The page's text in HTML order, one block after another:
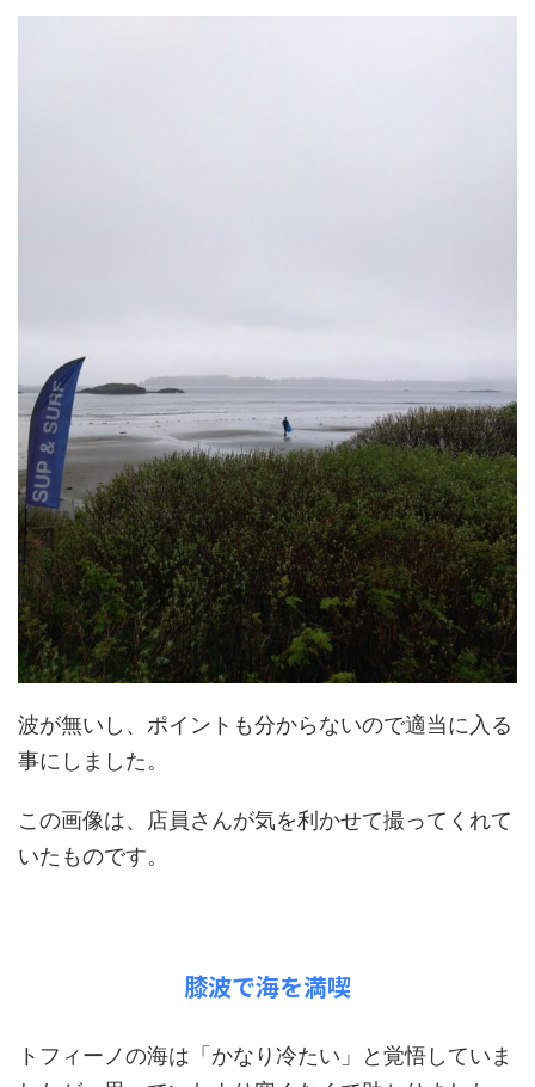
波が無いし、ポイントも分からないので適当に入る
事にしました。
この画像は、店員さんが気を利かせて撮ってくれて
いたものです。
膝波で海を満喫
トフィーノの海は「かなり冷たい」と覚悟していま